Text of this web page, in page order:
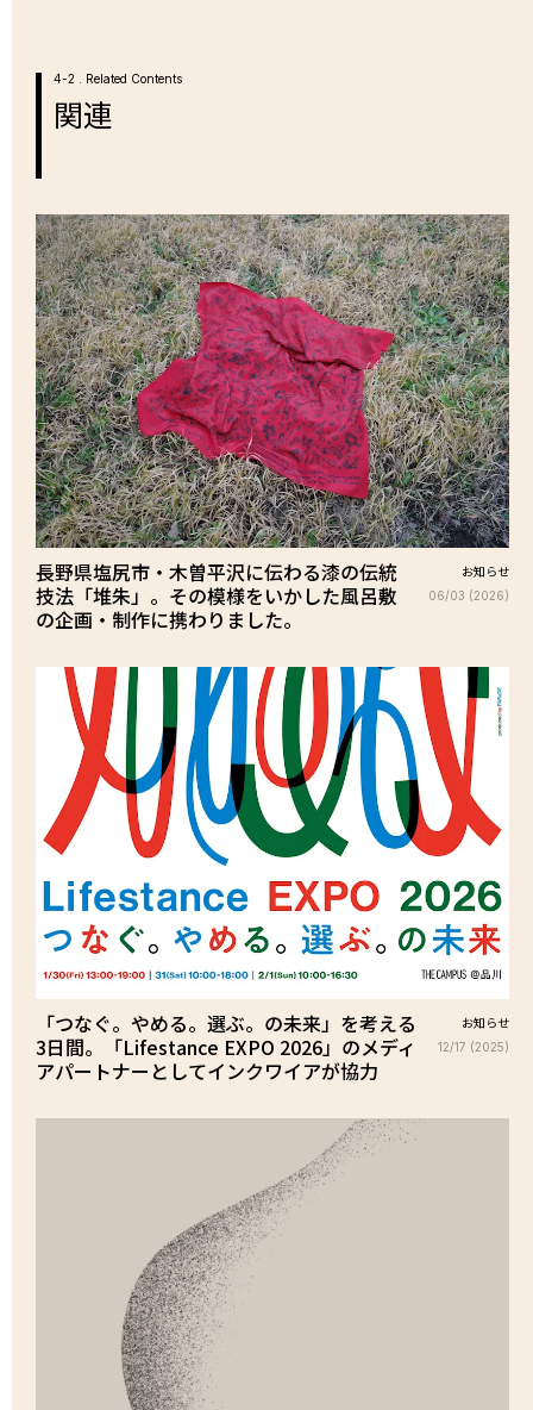
4-2 . Related Contents
関連
長野県塩尻市・木曽平沢に伝わる漆の伝統
技法「堆朱」。その模様をいかした風呂敷
の企画・制作に携わりました。
お知らせ
06/03 (2026)
「つなぐ。やめる。選ぶ。の未来」を考える
3日間。「Lifestance EXPO 2026」のメディ
アパートナーとしてインクワイアが協力
お知らせ
12/17 (2025)